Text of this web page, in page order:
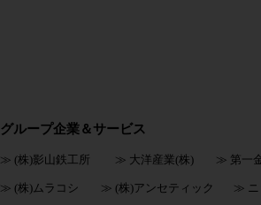
グループ企業＆サービス
≫ (株)影山鉄工所 ≫ 大洋産業(株) ≫ 第一
≫ (株)ムラコシ ≫ (株)アンセティック ≫ ニ